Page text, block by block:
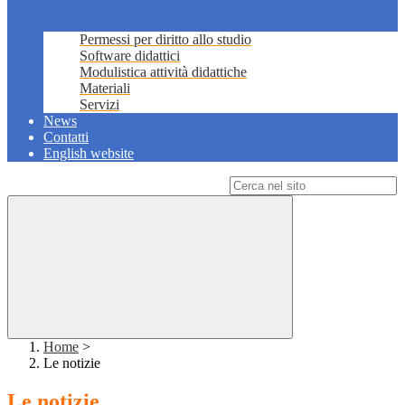
Permessi per diritto allo studio
Software didattici
Modulistica attività didattiche
Materiali
Servizi
News
Contatti
English website
Home >
Le notizie